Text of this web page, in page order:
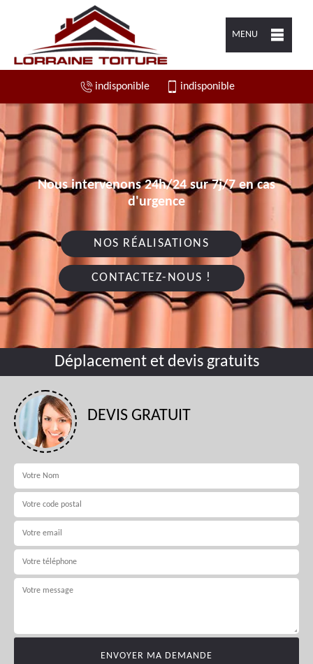
MENU
indisponible indisponible
Nous intervenons 24h/24 sur 7j/7 en cas
d'urgence
NOS RÉALISATIONS
CONTACTEZ-NOUS !
Déplacement et devis gratuits
DEVIS GRATUIT